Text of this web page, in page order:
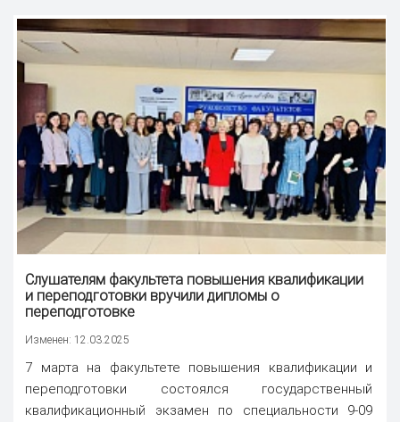
Слушателям факультета повышения квалификации
и переподготовки вручили дипломы о
переподготовке
Изменен: 12.03.2025
7 марта на факультете повышения квалификации и
переподготовки состоялся государственный
квалификационный экзамен по специальности 9-09